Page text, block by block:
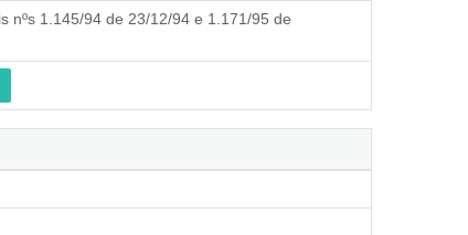
nºs 1.145/94 de 23/12/94 e 1.171/95 de